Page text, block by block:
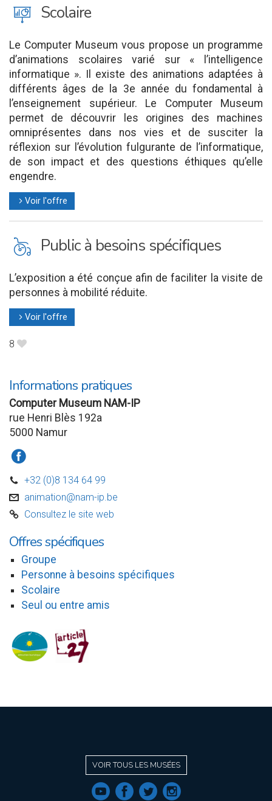
J Scolaire
Le Computer Museum vous propose un programme
d’animations scolaires varié sur « l’intelligence
informatique ». Il existe des animations adaptées à
différents âges de la 3e année du fondamental à
l’enseignement supérieur. Le Computer Museum
permet de découvrir les origines des machines
omniprésentes dans nos vies et de susciter la
réflexion sur l’évolution fulgurante de l’informatique,
de son impact et des questions éthiques qu’elle
engendre.
l Voir l'offre
L Public à besoins spécifiques
L’exposition a été conçue afin de faciliter la visite de
personnes à mobilité réduite.
l Voir l'offre
8 B
Informations pratiques
Computer Museum NAM-IP
rue Henri Blès 192a
5000 Namur
a
D +32 (0)8 134 64 99
v animation@nam-ip.be
C Consultez le site web
Offres spécifiques
Groupe
Personne à besoins spécifiques
Scolaire
Seul ou entre amis
VOIR TOUS LES MUSÉES
f a b e